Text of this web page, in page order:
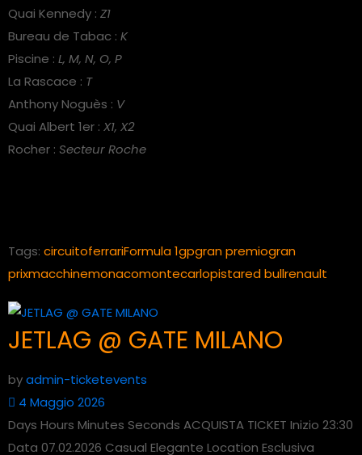
Quai Kennedy : Z1
Bureau de Tabac : K
Piscine : L, M, N, O, P
La Rascace : T
Anthony Noguès : V
Quai Albert 1er : X1, X2
Rocher : Secteur Roche
Tags: circuitoferrariFormula 1gpgran premiogran
prixmacchinemonacomontecarlopistared bullrenault
JETLAG @ GATE MILANO
byadmin-ticketevents
4 Maggio 2026
Days Hours Minutes Seconds ACQUISTA TICKET Inizio 23:30
Data 07.02.2026 Casual Elegante Location Esclusiva